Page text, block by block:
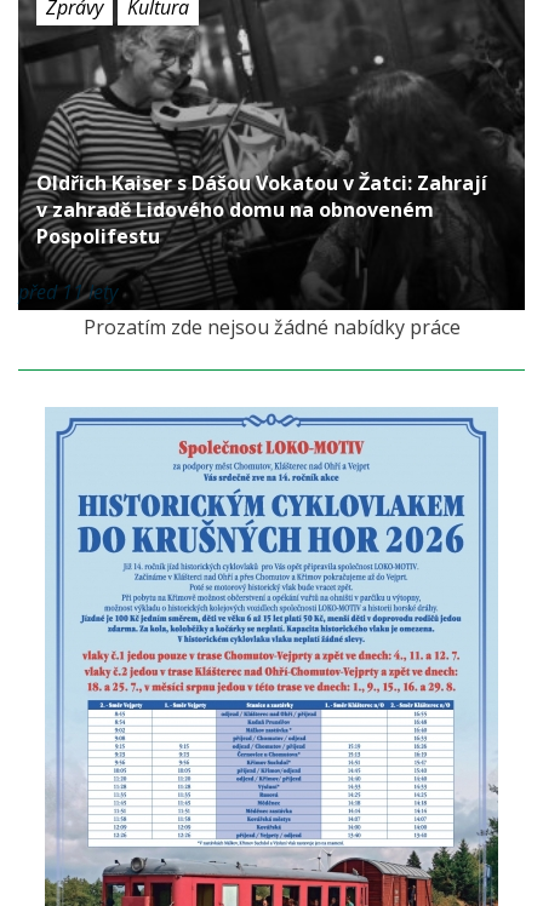
Zprávy Kultura
Oldřich Kaiser s Dášou Vokatou v Žatci: Zahrají
v zahradě Lidového domu na obnoveném
Pospolifestu
před 11 lety
Prozatím zde nejsou žádné nabídky práce